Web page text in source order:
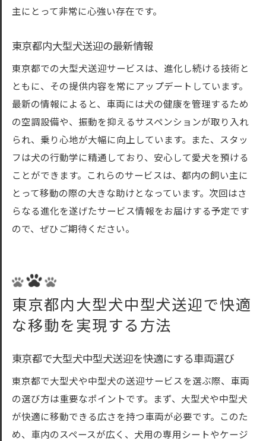
主にとって非常に心強い存在です。
東京都内大型犬送迎の最新情報
東京都での大型犬送迎サービスは、進化し続ける技術と
ともに、その提供内容を常にアップデートしています。
最新の情報によると、車両には犬の健康を管理するため
の空調設備や、振動を抑えるサスペンションが取り入れ
られ、乗り心地が大幅に向上しています。また、スタッ
フは犬の行動学に精通しており、安心して愛犬を預ける
ことができます。これらのサービスは、都内の飼い主に
とって移動の際の大きな助けとなっています。次回はさ
らなる進化を遂げたサービス情報をお届けする予定です
ので、ぜひご期待ください。
東京都内大型犬中型犬送迎で快適
な移動を実現する方法
東京都で大型犬中型犬送迎を快適にする車両選び
東京都で大型犬や中型犬の送迎サービスを選ぶ際、車両
の選び方は重要なポイントです。まず、大型犬や中型犬
が快適に移動できる広さを持つ車両が必要です。このた
め、車内のスペースが広く、犬用の専用シートやケージ